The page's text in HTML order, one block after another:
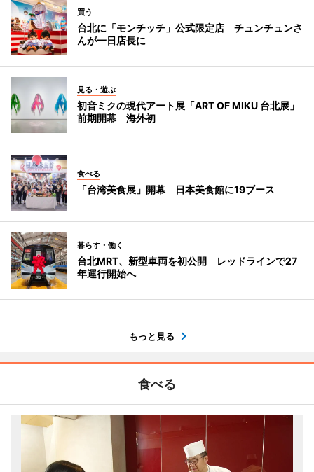
買う
台北に「モンチッチ」公式限定店 チュンチュンさ
んが一日店長に
見る・遊ぶ
初音ミクの現代アート展「ART OF MIKU 台北展」
前期開幕 海外初
食べる
「台湾美食展」開幕 日本美食館に19ブース
暮らす・働く
台北MRT、新型車両を初公開 レッドラインで27
年運行開始へ
もっと見る
食べる